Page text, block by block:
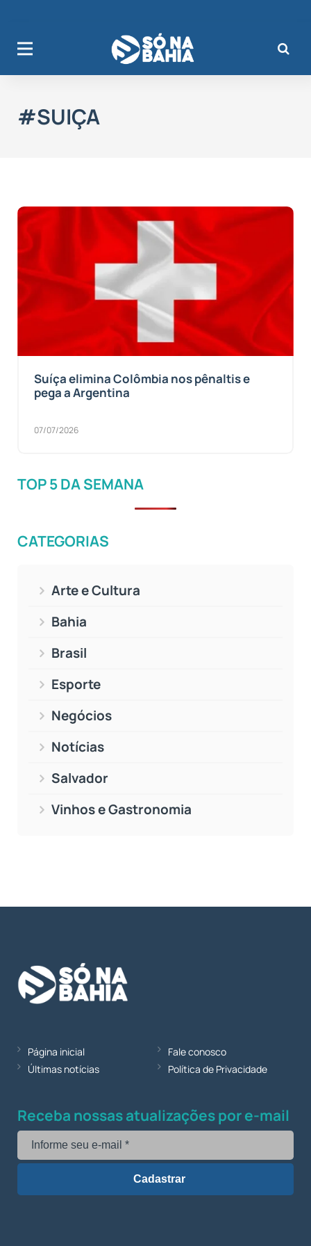
#SUIÇA
Suíça elimina Colômbia nos pênaltis e
pega a Argentina
07/07/2026
TOP 5 DA SEMANA
CATEGORIAS
Arte e Cultura
Bahia
Brasil
Esporte
Negócios
Notícias
Salvador
Vinhos e Gastronomia
Página inicial
Últimas notícias
Fale conosco
Política de Privacidade
Receba nossas atualizações por e-mail